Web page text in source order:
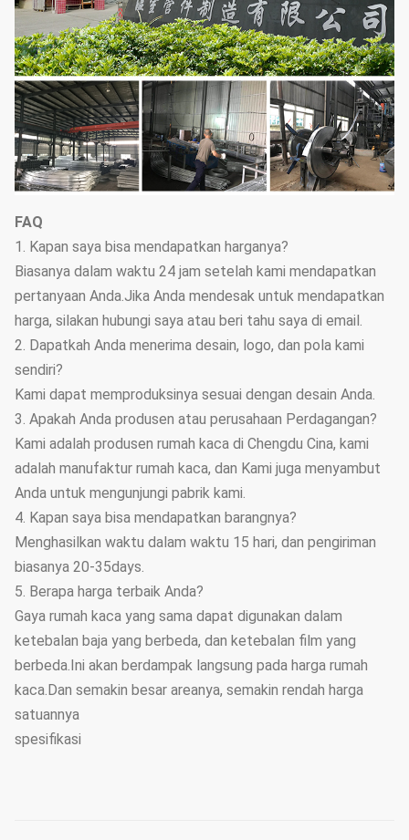
FAQ
1. Kapan saya bisa mendapatkan harganya?
Biasanya dalam waktu 24 jam setelah kami mendapatkan
pertanyaan Anda.Jika Anda mendesak untuk mendapatkan
harga, silakan hubungi saya atau beri tahu saya di email.
2. Dapatkah Anda menerima desain, logo, dan pola kami
sendiri?
Kami dapat memproduksinya sesuai dengan desain Anda.
3. Apakah Anda produsen atau perusahaan Perdagangan?
Kami adalah produsen rumah kaca di Chengdu Cina, kami
adalah manufaktur rumah kaca, dan Kami juga menyambut
Anda untuk mengunjungi pabrik kami.
4. Kapan saya bisa mendapatkan barangnya?
Menghasilkan waktu dalam waktu 15 hari, dan pengiriman
biasanya 20-35days.
5. Berapa harga terbaik Anda?
Gaya rumah kaca yang sama dapat digunakan dalam
ketebalan baja yang berbeda, dan ketebalan film yang
berbeda.Ini akan berdampak langsung pada harga rumah
kaca.Dan semakin besar areanya, semakin rendah harga
satuannya
spesifikasi